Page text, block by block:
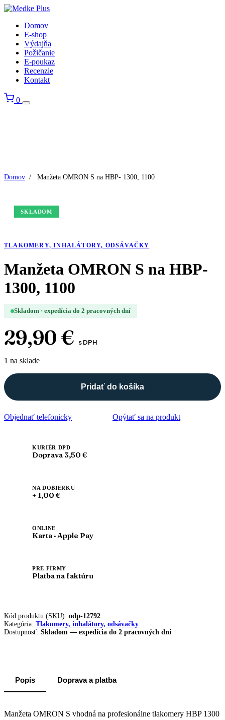
Domov
E-shop
Výdajňa
Požičanie
E-poukaz
Recenzie
Kontakt
0
Domov / Manžeta OMRON S na HBP- 1300, 1100
SKLADOM
TLAKOMERY, INHALÁTORY, ODSÁVAČKY
Manžeta OMRON S na HBP-
1300, 1100
Skladom · expedícia do 2 pracovných dní
29,90 € s DPH
1 na sklade
množstvo
Manžeta
S
Pridať do košíka
Objednať telefonicky Opýtať sa na produkt
KURIÉR DPD
Doprava 3,50 €
NA DOBIERKU
+ 1,00 €
ONLINE
Karta · Apple Pay
PRE FIRMY
Platba na faktúru
Kód produktu (SKU): odp-12792
Kategória: Tlakomery, inhalátory, odsávačky
Dostupnosť: Skladom — expedícia do 2 pracovných dní
Popis Doprava a platba
Manžeta OMRON S vhodná na profesionálne tlakomery HBP 1300